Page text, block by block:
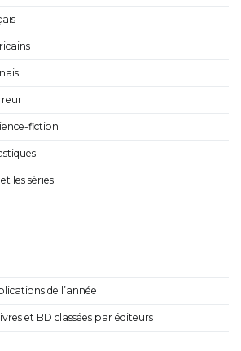
fiction
les séries
de l’année
et BD classées par éditeurs